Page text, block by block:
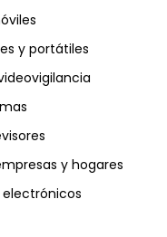
y portátiles
y hogares